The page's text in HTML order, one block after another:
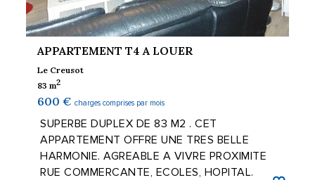
APPARTEMENT T4 A LOUER
Le Creusot
83 m2
600 € charges comprises par mois
SUPERBE DUPLEX DE 83 M2 . CET
APPARTEMENT OFFRE UNE TRES BELLE
HARMONIE. AGREABLE A VIVRE PROXIMITE
RUE COMMERCANTE, ECOLES, HOPITAL.